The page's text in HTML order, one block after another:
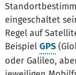
eingeschaltet
Regel auf
Beispiel GPS
oder Galileo,